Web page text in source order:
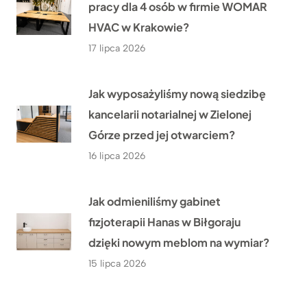
pracy dla 4 osób w firmie WOMAR
HVAC w Krakowie?
17 lipca 2026
Jak wyposażyliśmy nową siedzibę
kancelarii notarialnej w Zielonej
Górze przed jej otwarciem?
16 lipca 2026
Jak odmieniliśmy gabinet
fizjoterapii Hanas w Biłgoraju
dzięki nowym meblom na wymiar?
15 lipca 2026